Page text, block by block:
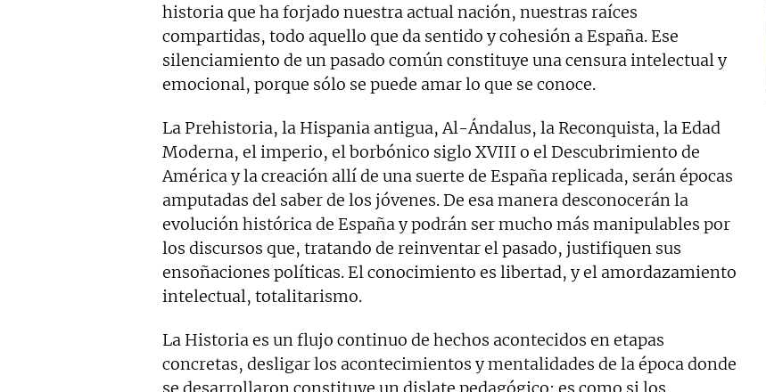
historia que ha forjado nuestra actual nación, nuestras raíces
compartidas, todo aquello que da sentido y cohesión a España. Ese
silenciamiento de un pasado común constituye una censura intelectual y
emocional, porque sólo se puede amar lo que se conoce.
La Prehistoria, la Hispania antigua, Al-Ándalus, la Reconquista, la Edad
Moderna, el imperio, el borbónico siglo XVIII o el Descubrimiento de
América y la creación allí de una suerte de España replicada, serán épocas
amputadas del saber de los jóvenes. De esa manera desconocerán la
evolución histórica de España y podrán ser mucho más manipulables por
los discursos que, tratando de reinventar el pasado, justifiquen sus
ensoñaciones políticas. El conocimiento es libertad, y el amordazamiento
intelectual, totalitarismo.
La Historia es un flujo continuo de hechos acontecidos en etapas
concretas, desligar los acontecimientos y mentalidades de la época donde